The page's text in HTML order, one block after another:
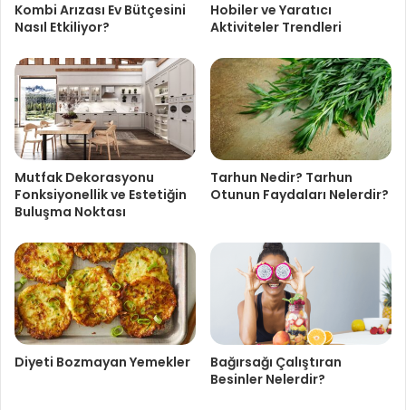
Kombi Arızası Ev Bütçesini
Nasıl Etkiliyor?
Hobiler ve Yaratıcı
Aktiviteler Trendleri
Mutfak Dekorasyonu
Fonksiyonellik ve Estetiğin
Buluşma Noktası
Tarhun Nedir? Tarhun
Otunun Faydaları Nelerdir?
Diyeti Bozmayan Yemekler
Bağırsağı Çalıştıran
Besinler Nelerdir?